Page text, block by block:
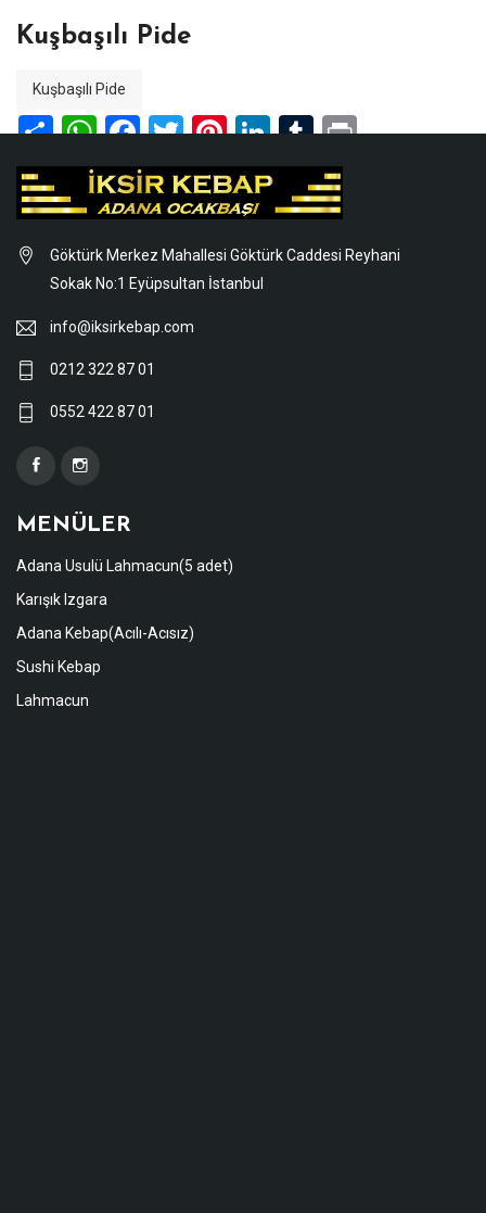
Kuşbaşılı Pide
Kuşbaşılı Pide
Göktürk Merkez Mahallesi Göktürk Caddesi Reyhani
Sokak No:1 Eyüpsultan İstanbul
info@iksirkebap.com
0212 322 87 01
0552 422 87 01
MENÜLER
Adana Usulü Lahmacun(5 adet)
Karışık Izgara
Adana Kebap(Acılı-Acısız)
Sushi Kebap
Lahmacun